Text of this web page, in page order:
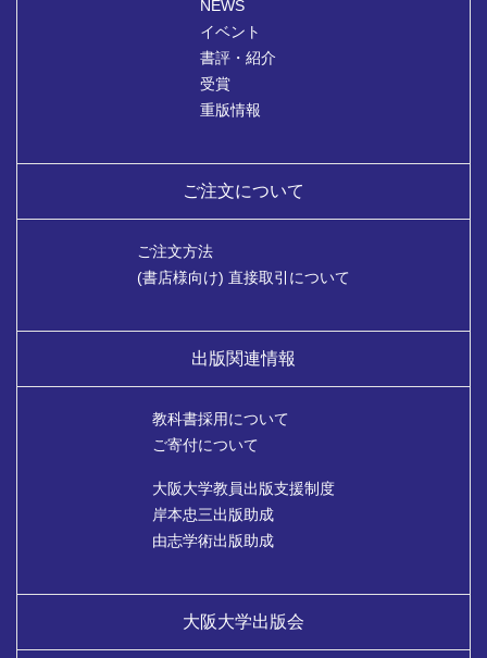
NEWS
イベント
書評・紹介
受賞
重版情報
ご注文について
ご注文方法
(書店様向け) 直接取引について
出版関連情報
教科書採用について
ご寄付について
大阪大学教員出版支援制度
岸本忠三出版助成
由志学術出版助成
大阪大学出版会